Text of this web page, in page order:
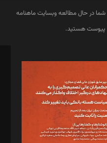
شما در حال مطالعه وبسایت ماهنامه
پیوست هستید.